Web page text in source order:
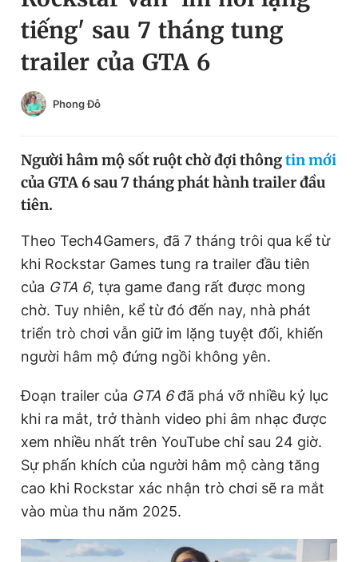
Chuyên mục
Chuyên mục khác
Chào ngày mới
Video Magazine
Sản phẩm khác
Tiện ích Bạn cần biết
Thông tin tòa soạn Liên hệ quảng cáo
Đọc Thanh Niên trên điện thoại
Theo dõi báo trên
Đổi mật khẩu
Tin đã lưu
tiếng' sau 7 tháng tung
trailer của GTA 6
Phong Đỗ
Người hâm mộ sốt ruột chờ đợi thôngtin mới
của GTA 6 sau 7 tháng phát hành trailer đầu
tiên.
Theo Tech4Gamers, đã 7 tháng trôi qua kể từ
khi Rockstar Games tung ra trailer đầu tiên
của GTA 6, tựa game đang rất được mong
chờ. Tuy nhiên, kể từ đó đến nay, nhà phát
triển trò chơi vẫn giữ im lặng tuyệt đối, khiến
người hâm mộ đứng ngồi không yên.
Đoạn trailer của GTA 6đã phá vỡ nhiều kỷ lục
khi ra mắt, trở thành video phi âm nhạc được
xem nhiều nhất trên YouTube chỉ sau 24 giờ.
Sự phấn khích của người hâm mộ càng tăng
cao khi Rockstar xác nhận trò chơi sẽ ra mắt
vào mùa thu năm 2025.